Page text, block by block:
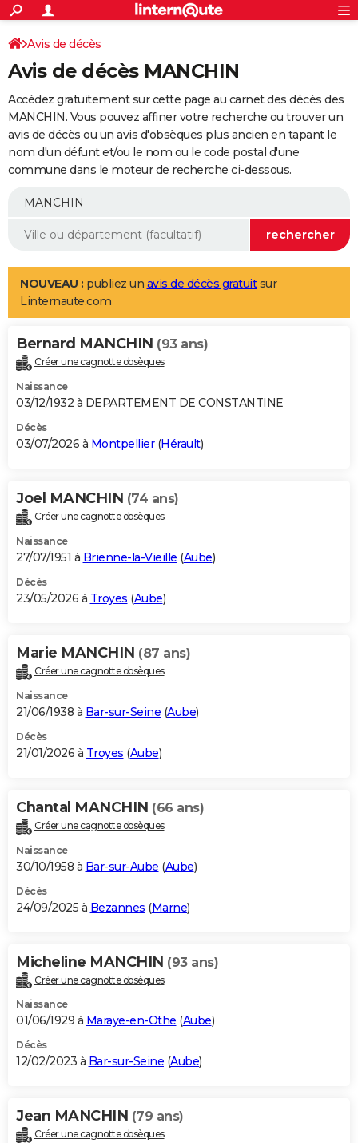
ACTUALITÉS
Politique
Société
Faits Divers
Education
Monde
Villes
+
SPORT
Coupe du monde 2026
Football
Tennis
Cyclisme
Rugby
Forum
Programme TV
TNT
Streaming
Cinéma
Sorties cinéma
Musique
+
FINANCE
Retraite
Epargne
Immobilier
Risques naturels par ville
Banque
Assurance
AUTO
Essais
Réserver un essai
Citadines
Berlines
SUV
Forum auto
+
Mobiles
Meilleur smartphone
Internet
Ordinateurs
Jeux vidéo
Guide high-tech
Aménagement intérieur
LIFESTYLE
Art de vivre
Bien-être
Loisirs
Mode
Modes de vie
Alimentation
Guide de la santé
Maladies
Médicaments
Sommeil
VOYAGE
Destinations
City break
Voyage nature
Voyage de noces
Forum
Climat
+PHOTO
GUIDES D'ACHAT
BONS PLANS
Carte de Noël
Carte Bonne année
Carte Saint-Valentin
Carte Pâques
Carte d'anniversaire
DICTIONNAIRE
Dictionnaire
Biographies
Citations
Expressions
Proverbes
PROGRAMME TV
S'inscrire
Se connecter
Lycées
Collèges
Primaires
Universités
Entreprises
Service militaire
Avis de recherche
AVIS DE DÉCÈS
Bricolage
Lifestyle
Culture
Sport
Auto
Television
Voyage
Cinema
Avis de décès
Avis de décès MANCHIN
Accédez gratuitement sur cette page au carnet des décès des
MANCHIN. Vous pouvez affiner votre recherche ou trouver un
avis de décès ou un avis d'obsèques plus ancien en tapant le
nom d'un défunt et/ou le nom ou le code postal d'une
commune dans le moteur de recherche ci-dessous.
NOUVEAU : publiez un avis de décès gratuitsur
Linternaute.com
Bernard MANCHIN (93 ans)
Créer une cagnotte obsèques
Naissance
03/12/1932 à DEPARTEMENT DE CONSTANTINE
Décès
03/07/2026 à Montpellier(Hérault)
Joel MANCHIN (74 ans)
Créer une cagnotte obsèques
Naissance
27/07/1951 à Brienne-la-Vieille (Aube)
Décès
23/05/2026 à Troyes (Aube)
Marie MANCHIN (87 ans)
Créer une cagnotte obsèques
Naissance
21/06/1938 à Bar-sur-Seine (Aube)
Décès
21/01/2026 à Troyes (Aube)
Chantal MANCHIN (66 ans)
Créer une cagnotte obsèques
Naissance
30/10/1958 à Bar-sur-Aube (Aube)
Décès
24/09/2025 à Bezannes (Marne)
Micheline MANCHIN (93 ans)
Créer une cagnotte obsèques
Naissance
01/06/1929 à Maraye-en-Othe (Aube)
Décès
12/02/2023 à Bar-sur-Seine (Aube)
Jean MANCHIN (79 ans)
Créer une cagnotte obsèques